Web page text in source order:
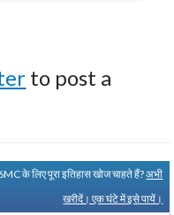
to post a
के लिए पूरा इतिहास खोज चाहते हैं?अभी
खरीदें। एक घंटे में इसे पायें।